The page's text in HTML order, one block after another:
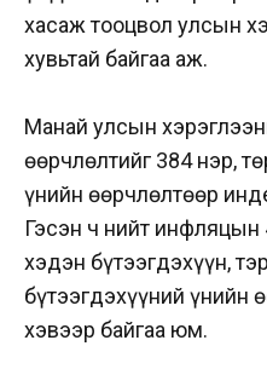
хасаж тооцвол улсын
хувьтай байгаа аж.
Манай улсын
өөрчлөлтийг 384 нэр,
үнийн өөрчлөлтөөр
Гэсэн ч нийт инфляцын
хэдэн бүтээгдэхүүн,
бүтээгдэхүүний үнийн
хэвээр байгаа юм.